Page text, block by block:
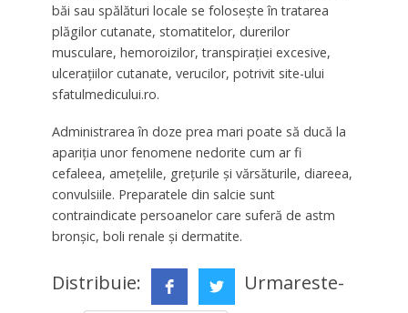
băi sau spălături locale se folosește în tratarea
plăgilor cutanate, stomatitelor, durerilor
musculare, hemoroizilor, transpirației excesive,
ulcerațiilor cutanate, verucilor, potrivit site-ului
sfatulmedicului.ro.
Administrarea în doze prea mari poate să ducă la
apariția unor fenomene nedorite cum ar fi
cefaleea, amețelile, grețurile și vărsăturile, diareea,
convulsiile. Preparatele din salcie sunt
contraindicate persoanelor care suferă de astm
bronșic, boli renale și dermatite.
Distribuie:
Urmareste-